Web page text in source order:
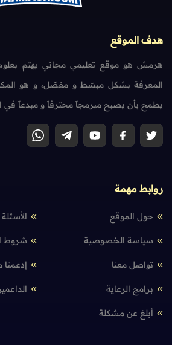
هدف الموقع
هرمش هو موقع تعليمي مجاني يهتم بعلوم
المعرفة بشكل مبسّط و مفصّل، و هو
يطمح بأن يصبح مبرمجاً محترفاً و مبدعاً في
روابط مهمة
حول الموقع
سياسة الخصوصية شروط
تواصل معنا إدعمنا
برامج الرعاية
أبلغ عن مشكلة